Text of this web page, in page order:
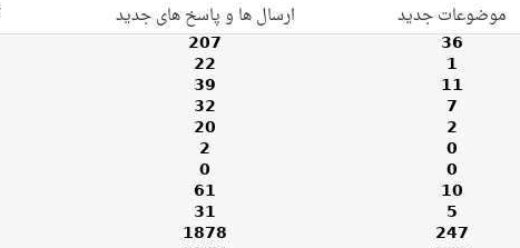
موضوعات جدید ارسال ها و پاسخ های جدید
36
207
1
22
11
39
7
32
2
20
0
2
0
0
10
61
5
31
247
1878